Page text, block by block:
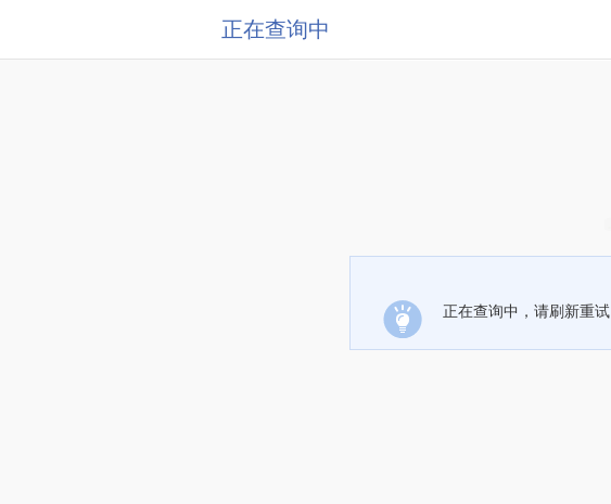
正在查询中
正在查询中，请刷新重试